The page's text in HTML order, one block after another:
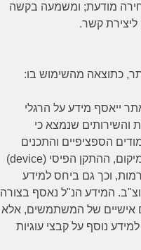
מודעת; ומשמעה בקשה
קשר.
כתוצאה מהשימוש בו:
ייאסף מידע על הרגלי
שנמצא כי
הספציפיים והתכנים
ההתקן הפיסי (device
)
וכך גם ביחס למידע
המידע הנ"ל נאסף בצורה
אישיים של המשתמשים, אלא
למידע נוסף על קבצי עוגיות